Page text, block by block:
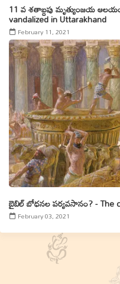
11 వ శతాబ్దపు మృత్యుంజయ
vandalized in Uttarakhand
February 11, 2021
బైబిల్ బోధనల పర్యవసానం? - The
February 03, 2021